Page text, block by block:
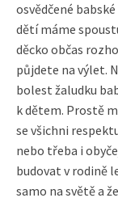
osvědčené
dětí máme
děcko občas
půjdete na výlet.
bolest žaludku
k dětem. Prostě
se všichni
nebo třeba i
budovat v rodině
samo na světě a